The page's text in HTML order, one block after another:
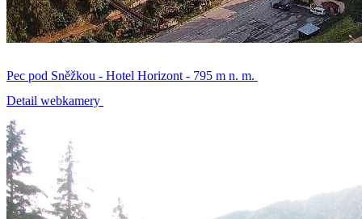
Pec pod Sněžkou - Hotel Horizont - 795 m n. m.
Detail webkamery